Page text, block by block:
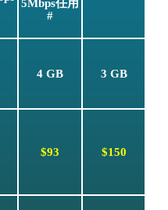
5Mbps任用
#
4 GB 3 GB
$93 $150